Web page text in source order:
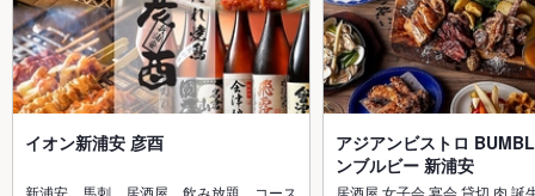
イオン新浦安 彦酉
アジアンビストロ
ンブルビー 新浦安